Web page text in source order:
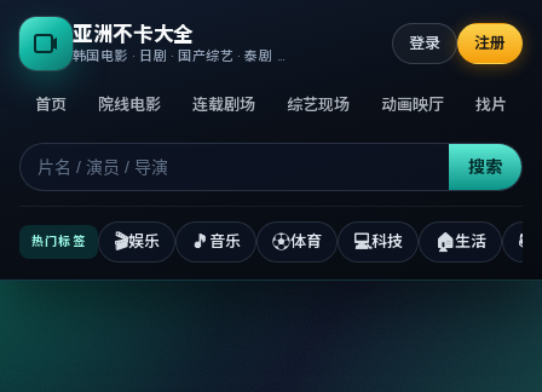
亚洲不卡大全
首页 院线电影 连载剧场 综艺现场 动画映厅 找片
搜索
登录 注册
热门标签 🎬娱乐 🎵 音乐 ⚽体育 💻科技 🏠生活 📚